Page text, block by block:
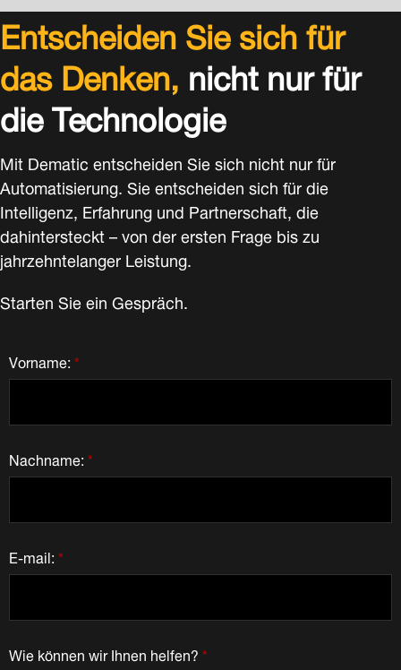
Entscheiden Sie sich für
das Denken,nicht nur für
die Technologie
Mit Dematic entscheiden Sie sich nicht nur für
Automatisierung. Sie entscheiden sich für die
Intelligenz, Erfahrung und Partnerschaft, die
dahintersteckt – von der ersten Frage bis zu
jahrzehntelanger Leistung.
Starten Sie ein Gespräch.
*
Vorname:
*
Nachname:
*
E-mail:
*
Wie können wir Ihnen helfen?